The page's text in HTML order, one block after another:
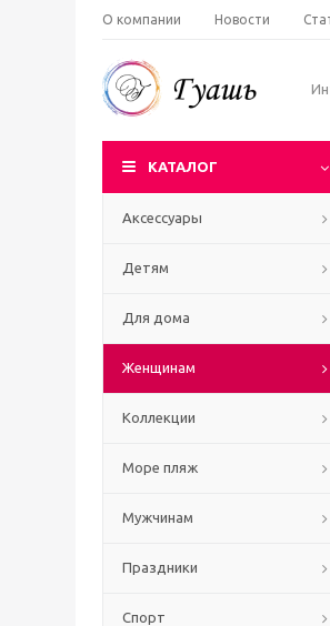
О компании Новости
КАТАЛОГ
Аксессуары
Детям
Для дома
Женщинам
Коллекции
Море пляж
Мужчинам
Праздники
Спорт